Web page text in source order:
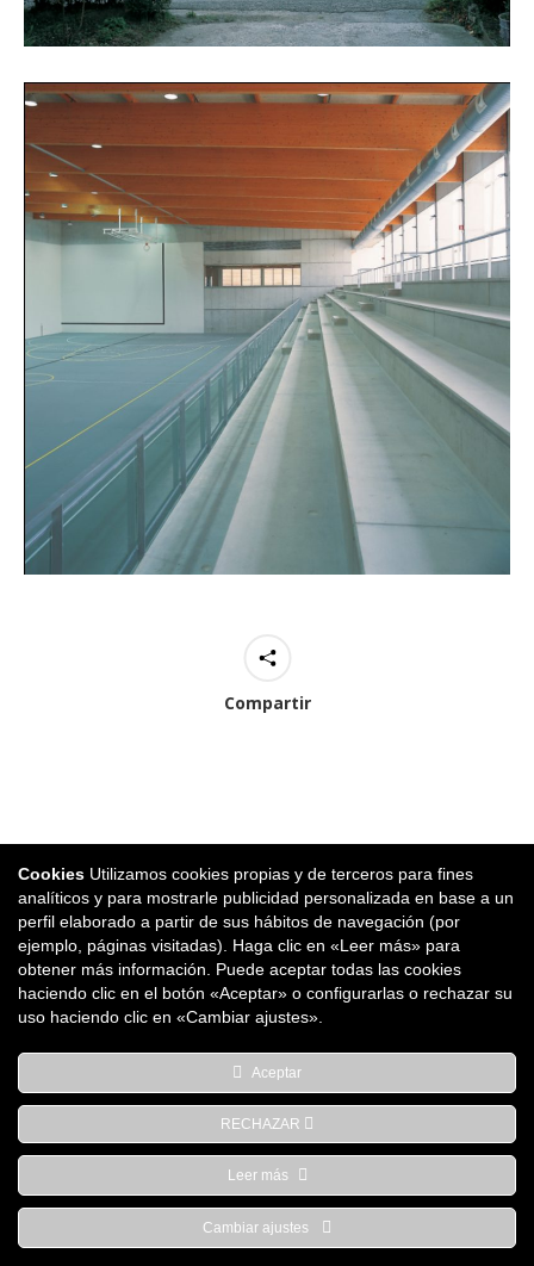
Compartir
Proyectos similares
Espacio Socio-Deportivo Ardoi Norte
Parque Comercial Galaria, Calle U nº3 Local 2-4, 31191 Cordovilla,
Navarra | T 948 85 73 05 |oficina@warqs.com
Cookies Utilizamos cookies propias y de terceros para fines
analíticos y para mostrarle publicidad personalizada en base a un
perfil elaborado a partir de sus hábitos de navegación (por
ejemplo, páginas visitadas). Haga clic en «Leer más» para
obtener más información. Puede aceptar todas las cookies
haciendo clic en el botón «Aceptar» o configurarlas o rechazar su
uso haciendo clic en «Cambiar ajustes».
Aceptar
RECHAZAR
Leer más
Cambiar ajustes